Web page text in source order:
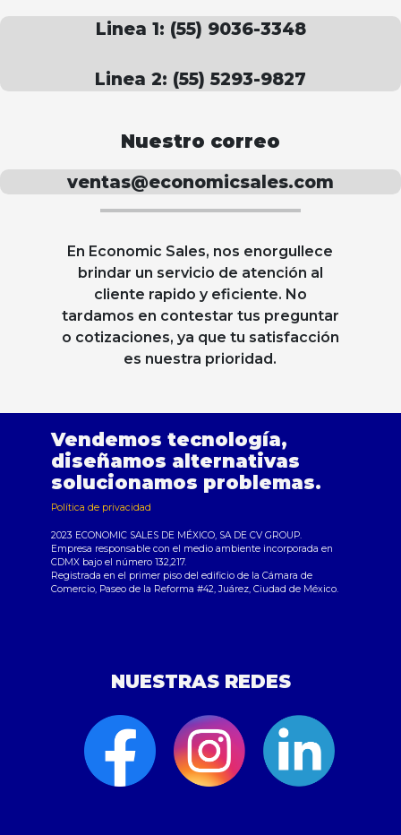
Linea 1: (55) 9036-3348
Linea 2: (55) 5293-9827
Nuestro correo
ventas@economicsales.com
En Economic Sales, nos enorgullece
brindar un servicio de atención al
cliente rapido y eficiente. No
tardamos en contestar tus preguntar
o cotizaciones, ya que tu satisfacción
es nuestra prioridad.
Vendemos tecnología,
diseñamos alternativas
solucionamos problemas.
Política de privacidad
2023 ECONOMIC SALES DE MÉXICO, SA DE CV GROUP.
Empresa responsable con el medio ambiente incorporada en
CDMX bajo el número 132,217.
Registrada en el primer piso del edificio de la Cámara de
Comercio, Paseo de la Reforma #42, Juárez, Ciudad de México.
NUESTRAS REDES